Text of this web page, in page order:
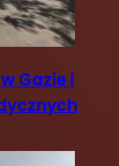
Gazie i